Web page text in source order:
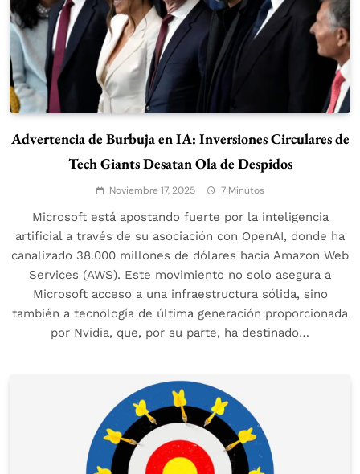
Advertencia de Burbuja en IA: Inversiones Circulares de
Tech Giants Desatan Ola de Despidos
Noviembre 17, 2025 7 Minutos
Microsoft está apostando fuerte por la inteligencia
artificial a través de su asociación con OpenAI, donde ha
canalizado 38.000 millones de dólares hacia Amazon Web
Services (AWS). Este movimiento no solo asegura a
Microsoft acceso a una infraestructura sólida, sino
también a tecnología de última generación proporcionada
por Nvidia, que, por su parte, ha destinado…